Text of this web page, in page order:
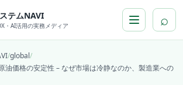
テムNAVI
・AI活用の実務メディア ⌕
/global/
油価格の安定性 – なぜ市場は冷静なのか、製造業への